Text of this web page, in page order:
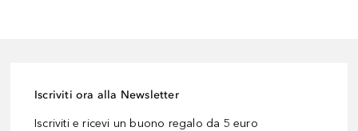
Iscriviti ora alla Newsletter
Iscriviti e ricevi un buono regalo da 5 euro